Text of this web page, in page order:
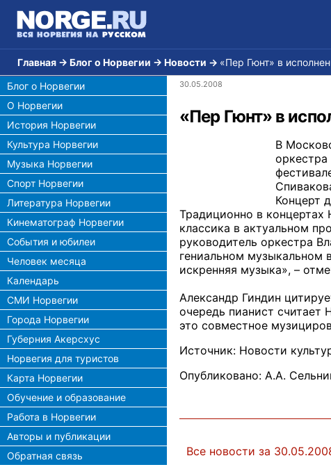
Главная → Блог о Норвегии → Новости → «Пер Гюнт» в
Блог о Норвегии
О Норвегии
История Норвегии
Культура Норвегии
Музыка Норвегии
Спорт Норвегии
Литература Норвегии
Кинематограф Норвегии
События и юбилеи
Человек месяца
Календарь
СМИ Норвегии
Города Норвегии
Губерния Акерсхус
Норвегия для туристов
Карта Норвегии
Обучение и образование
Работа в Норвегии
Авторы и публикации
Обратная связь
30.05.2008
«Пер Гюнт» в
В
Концерт
Традиционно в концертах
классика в актуальном
руководитель оркестра
гениальном музыкальном
искренняя музыка», –
Александр Гиндин
очередь пианист
это совместное
Источник: Новости
Опубликовано: А.А.
Все новости за